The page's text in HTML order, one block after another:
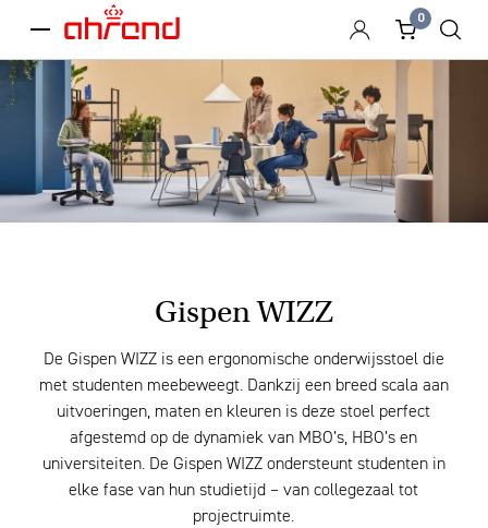
menu
0
Gispen WIZZ
De Gispen WIZZ is een ergonomische onderwijsstoel die
met studenten meebeweegt. Dankzij een breed scala aan
uitvoeringen, maten en kleuren is deze stoel perfect
afgestemd op de dynamiek van MBO’s, HBO’s en
universiteiten. De Gispen WIZZ ondersteunt studenten in
elke fase van hun studietijd – van collegezaal tot
projectruimte.